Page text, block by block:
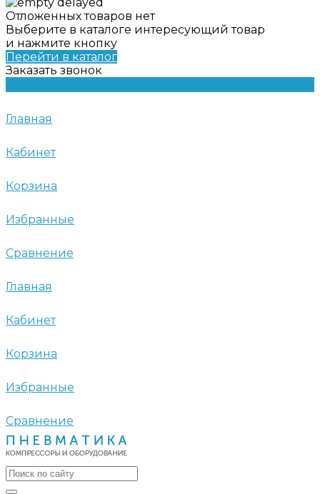
Отложенных товаров нет
Выберите в каталоге интересующий товар
и нажмите кнопку
Перейти в каталог
Заказать звонок
Главная
Кабинет
Корзина
Избранные
Сравнение
Главная
Кабинет
Корзина
Избранные
Сравнение